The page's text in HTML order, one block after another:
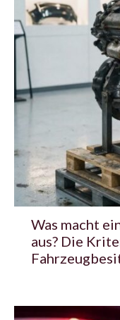
Was macht
aus? Die